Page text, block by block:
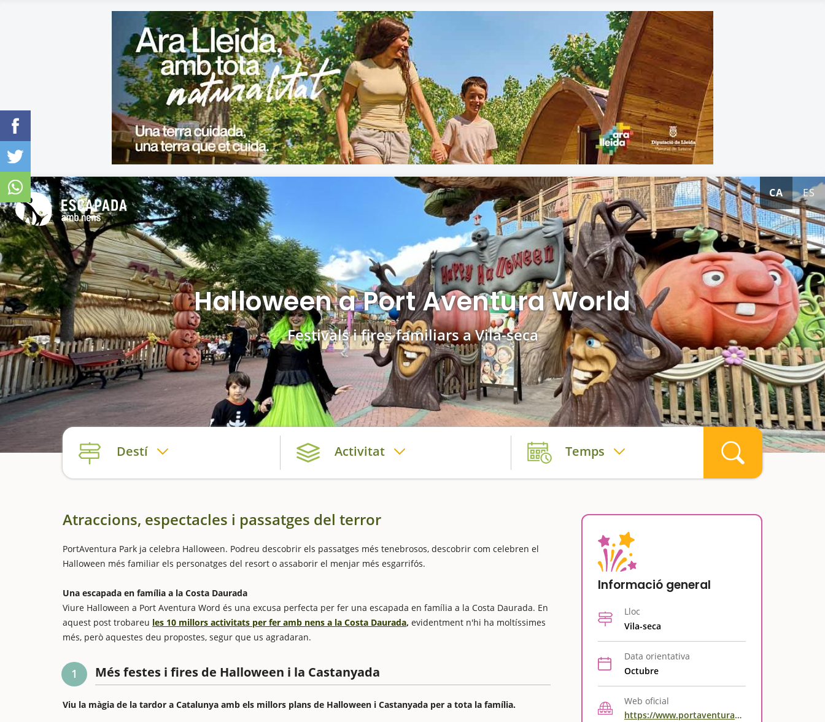
CA ES
Halloween a Port Aventura World
Festivals i fires familiars a Vila-seca
Destí Activitat Temps
Atraccions, espectacles i passatges del terror
PortAventura Park ja celebra Halloween. Podreu descobrir els passatges més tenebrosos, descobrir com celebren el
Halloween més familiar els personatges del resort o assaborir el menjar més esgarrifós.
Una escapada en família a la Costa Daurada
Viure Halloween a Port Aventura Word és una excusa perfecta per fer una escapada en família a la Costa Daurada. En
aquest post trobareu les 10 millors activitats per fer amb nens a la Costa Daurada, evidentment n'hi ha moltíssimes
més, però aquestes deu propostes, segur que us agradaran.
1 Més festes i fires de Halloween i la Castanyada
Viu la màgia de la tardor a Catalunya amb els millors plans de Halloween i Castanyada per a tota la família.
Informació general
Lloc
Vila-seca
Data orientativa
Octubre
Web oficial
https://www.portaventuraworld.com/ca/halloween